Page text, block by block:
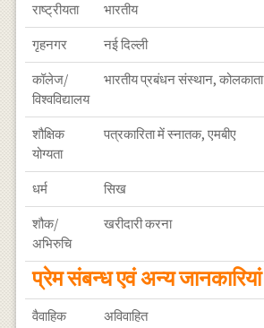
राष्ट्रीयता भारतीय
गृहनगर नई दिल्ली
कॉलेज/
विश्वविद्यालय
भारतीय प्रबंधन संस्थान, कोलकाता
शौक्षिक
योग्यता
पत्रकारिता में स्नातक, एमबीए
धर्म सिख
शौक/
अभिरुचि
खरीदारी करना
प्रेम संबन्ध एवं अन्य जानकारियां
वैवाहिक
अविवाहित